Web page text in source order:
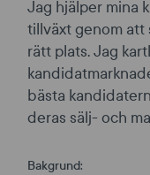
Jag hjälper mina
tillväxt genom att
rätt plats. Jag
bästa
deras sälj- och
Bakgrund: